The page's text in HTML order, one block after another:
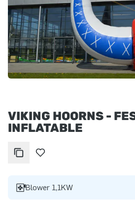
VIKING HOORNS -
INFLATABLE
Blower 1,1KW